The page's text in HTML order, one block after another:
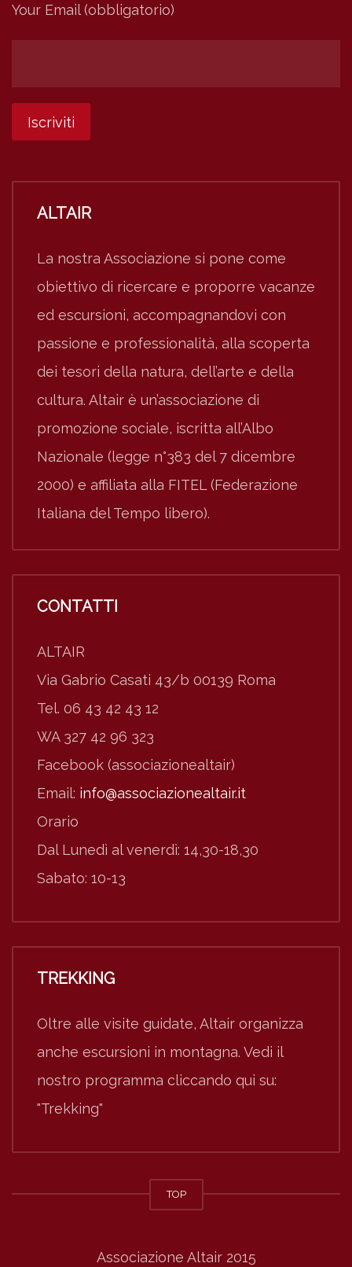
Your Email (obbligatorio)
ALTAIR
La nostra Associazione si pone come
obiettivo di ricercare e proporre vacanze
ed escursioni, accompagnandovi con
passione e professionalità, alla scoperta
dei tesori della natura, dell’arte e della
cultura. Altair è un’associazione di
promozione sociale, iscritta all’Albo
Nazionale (legge n°383 del 7 dicembre
2000) e affiliata alla FITEL (Federazione
Italiana del Tempo libero).
CONTATTI
ALTAIR
Via Gabrio Casati 43/b 00139 Roma
Tel. 06 43 42 43 12
WA 327 42 96 323
Facebook (associazionealtair)
Email: info@associazionealtair.it
Orario
Dal Lunedì al venerdì: 14,30-18,30
Sabato: 10-13
TREKKING
Oltre alle visite guidate, Altair organizza
anche escursioni in montagna. Vedi il
nostro programma cliccando qui su:
"Trekking"
TOP
Associazione Altair 2015